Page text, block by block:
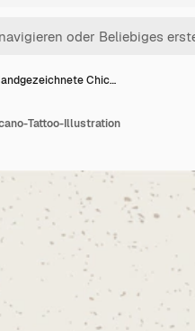
Chic…
Tattoo-Illustration